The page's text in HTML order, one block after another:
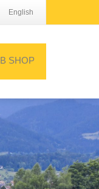
English
SHOP